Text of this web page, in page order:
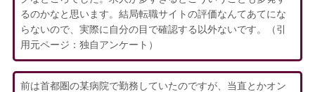
るのかなと思います。結局転職サイトの評価なんてあてにな
らないので、実際に自分の目で確認する以外ないです。（引
用元ページ：独自アンケート）
前は首都圏の某病院で勤務していたのですが、当直とかオン